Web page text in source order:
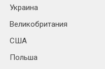
Украина
Великобритания
США
Польша